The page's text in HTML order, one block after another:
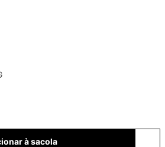
à sacola